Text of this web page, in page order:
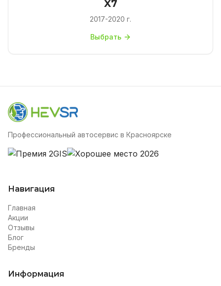
X7
2017-2020 г.
Выбрать
Профессиональный автосервис в Красноярске
Навигация
Главная
Акции
Отзывы
Блог
Бренды
Информация